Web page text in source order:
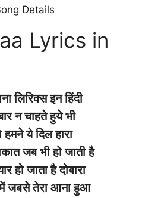
Details
Lyrics in
लिरिक्स इन हिंदी
न चाहते हुये भी
हमने ये दिल हारा
जब भी हो जाती है
हो जाता है दोबारा
में जबसे तेरा आना हुआ